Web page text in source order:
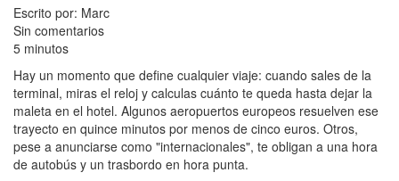
Escrito por: Marc
Sin comentarios
5 minutos
Hay un momento que define cualquier viaje: cuando sales de la
terminal, miras el reloj y calculas cuánto te queda hasta dejar la
maleta en el hotel. Algunos aeropuertos europeos resuelven ese
trayecto en quince minutos por menos de cinco euros. Otros,
pese a anunciarse como "internacionales", te obligan a una hora
de autobús y un trasbordo en hora punta.